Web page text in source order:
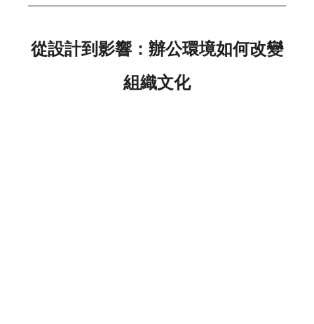
從設計到影響：辦公環境如何改變
組織文化